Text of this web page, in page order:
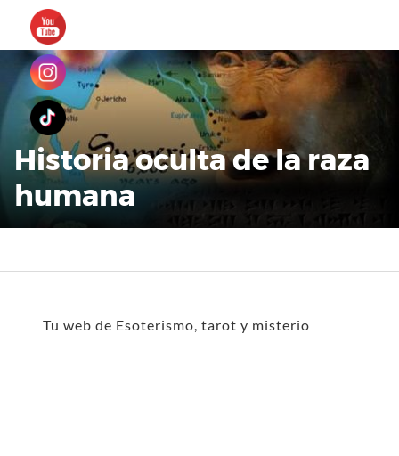
Historia oculta de la raza
humana
Tu web de Esoterismo, tarot y misterio